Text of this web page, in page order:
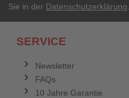
Sie in der Datenschutzerklärung.
SERVICE
Newsletter
FAQs
10 Jahre Garantie